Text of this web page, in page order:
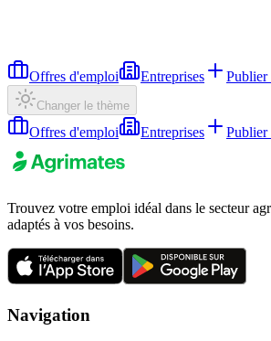
Offres d'emploi Entreprises Publier
Changer le thème
Offres d'emploi Entreprises Publier
Trouvez votre emploi idéal dans le secteur
adaptés à vos besoins.
Navigation